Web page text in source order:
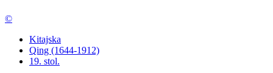
©
Kitajska
Qing (1644-1912)
19. stol.